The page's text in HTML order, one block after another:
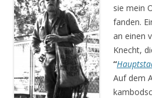
sie mein
fanden.
an einen
Knecht,
“
Auf dem